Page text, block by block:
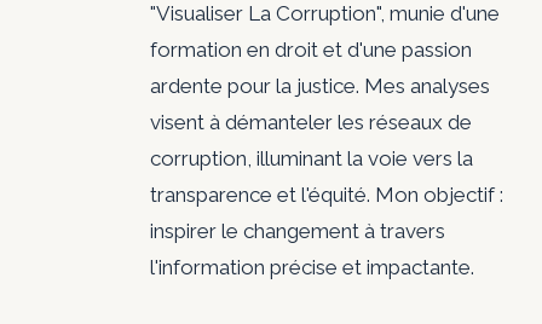
"Visualiser La Corruption", munie d'une
formation en droit et d'une passion
ardente pour la justice. Mes analyses
visent à démanteler les réseaux de
corruption, illuminant la voie vers la
transparence et l'équité. Mon objectif :
inspirer le changement à travers
l'information précise et impactante.